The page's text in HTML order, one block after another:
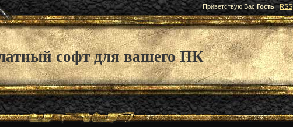
Приветствую Вас Гость|RSS
софт для вашего ПК